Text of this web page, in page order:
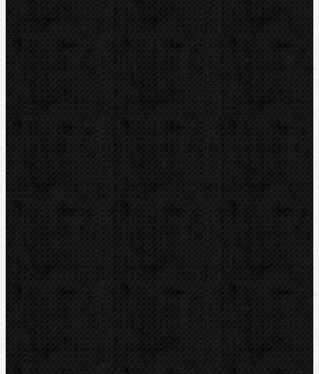
RYOBI
Kontakt
NIPO Tools s.r.o
Lipová 7
CZ-763 26 LUHAČOVICE
Telefon obj.:
602 719 020
Telefon fakt.:
608 719 020
E-mail:
nipo@nipo.cz
Platební brána GOPAY